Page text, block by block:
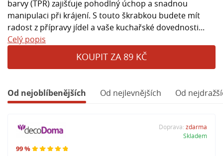
barvy (TPR) zajišťuje pohodlný úchop a snadnou
manipulaci při krájení. S touto škrabkou budete mít
radost z přípravy jídel a vaše kuchařské dovednosti...
Celý popis
KOUPIT ZA 89 KČ
Od nejoblíbenějších Od nejlevnějších Od
99 %
Doprava: zdarma
Skladem